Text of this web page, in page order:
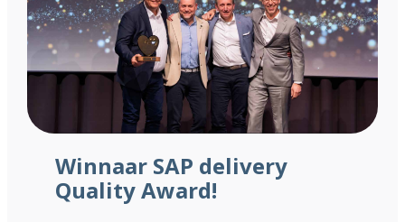
Winnaar SAP delivery
Quality Award!